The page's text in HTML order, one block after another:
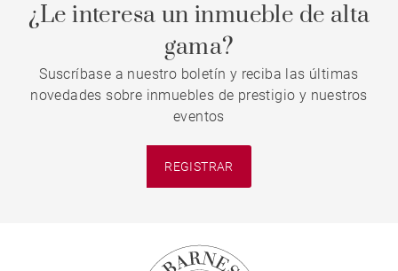
¿Le interesa un inmueble de alta
gama?
Suscríbase a nuestro boletín y reciba las últimas
novedades sobre inmuebles de prestigio y nuestros
eventos
REGISTRAR